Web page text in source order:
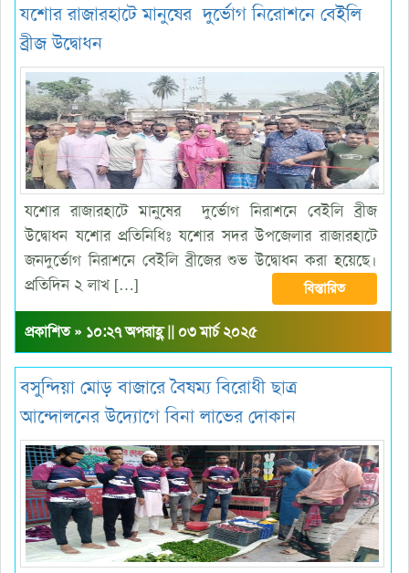
যশোর রাজারহাটে মানুষের দুর্ভোগ নিরোশনে বেইলি
ব্রীজ উদ্বোধন
যশোর রাজারহাটে মানুষের দুর্ভোগ নিরাশনে বেইলি ব্রীজ
উদ্বোধন যশোর প্রতিনিধিঃ যশোর সদর উপজেলার রাজারহাটে
জনদুর্ভোগ নিরাশনে বেইলি ব্রীজের শুভ উদ্বোধন করা হয়েছে।
প্রতিদিন ২ লাখ […]
বিস্তারিত
প্রকাশিত » ১০:২৭ অপরাহ্ণ || ০৩ মার্চ ২০২৫
বসুন্দিয়া মোড় বাজারে বৈষম্য বিরোধী ছাত্র
আন্দোলনের উদ্যোগে বিনা লাভের দোকান